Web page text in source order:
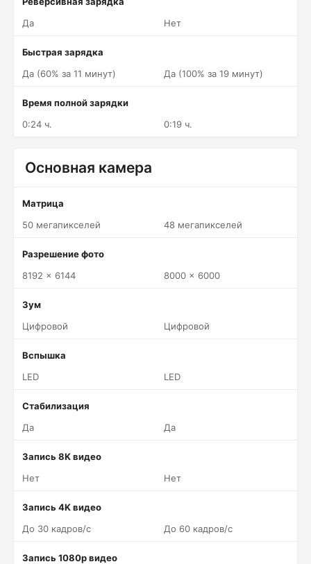
Да
Нет
Быстрая зарядка
Да (60% за 11 минут)
Да (100% за 19 минут)
Время полной зарядки
0:24 ч.
0:19 ч.
Основная камера
Матрица
50 мегапикселей
48 мегапикселей
Разрешение фото
8192 x 6144
8000 x 6000
Зум
Цифровой
Цифровой
Вспышка
LED
LED
Стабилизация
Да
Да
Запись 8K видео
Нет
Нет
Запись 4K видео
До 30 кадров/c
До 60 кадров/c
Запись 1080p видео